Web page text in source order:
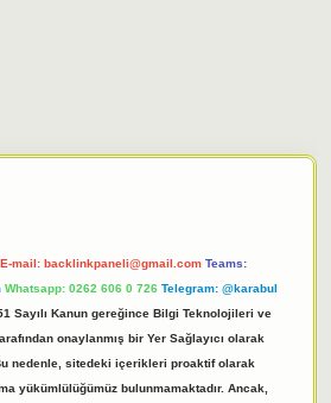
E-mail: backlinkpaneli@gmail.com Teams:
Whatsapp: 0262 606 0 726 Telegram: @karabul
Sayılı Kanun gereğince Bilgi Teknolojileri ve
onaylanmış bir Yer Sağlayıcı olarak
nedenle, sitedeki içerikleri proaktif olarak
yükümlülüğümüz bulunmamaktadır. Ancak,